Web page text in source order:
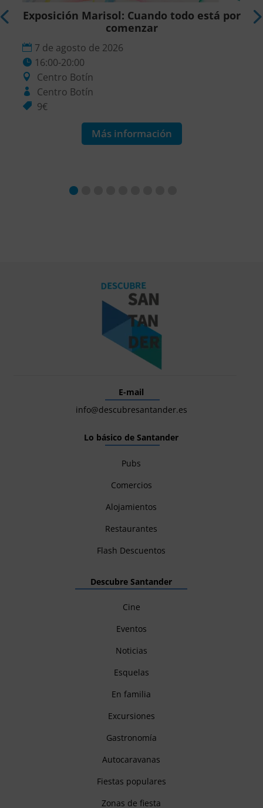
Exposición Marisol: Cuando todo está por
comenzar
7 de agosto de 2026
16:00-20:00
Centro Botín
Centro Botín
9€
Más información
E-mail
info@descubresantander.es
Lo básico de Santander
Pubs
Comercios
Alojamientos
Restaurantes
Flash Descuentos
Descubre Santander
Cine
Eventos
Noticias
Esquelas
En familia
Excursiones
Gastronomía
Autocaravanas
Fiestas populares
Zonas de fiesta